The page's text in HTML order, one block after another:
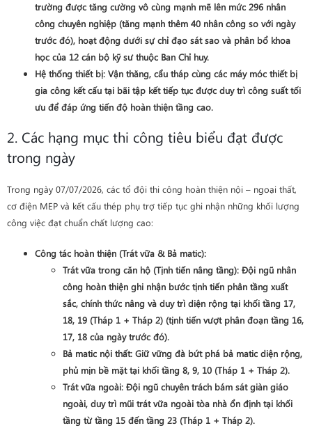
trường được tăng cường vô cùng mạnh mẽ lên mức 296 nhân
công chuyên nghiệp (tăng mạnh thêm 40 nhân công so với ngày
trước đó), hoạt động dưới sự chỉ đạo sát sao và phân bổ khoa
học của 12 cán bộ kỹ sư thuộc Ban Chỉ huy.
Hệ thống thiết bị: Vận thăng, cẩu tháp cùng các máy móc thiết bị
gia công kết cấu tại bãi tập kết tiếp tục được duy trì công suất tối
ưu để đáp ứng tiến độ hoàn thiện tầng cao.
2. Các hạng mục thi công tiêu biểu đạt được
trong ngày
Trong ngày 07/07/2026, các tổ đội thi công hoàn thiện nội – ngoại thất,
cơ điện MEP và kết cấu thép phụ trợ tiếp tục ghi nhận những khối lượng
công việc đạt chuẩn chất lượng cao:
Công tác hoàn thiện (Trát vữa & Bả matic):
Trát vữa trong căn hộ (Tịnh tiến nâng tầng): Đội ngũ nhân
công hoàn thiện ghi nhận bước tịnh tiến phân tầng xuất
sắc, chính thức nâng và duy trì diện rộng tại khối tầng 17,
18, 19 (Tháp 1 + Tháp 2) (tịnh tiến vượt phân đoạn tầng 16,
17, 18 của ngày trước đó).
Bả matic nội thất: Giữ vững đà bứt phá bả matic diện rộng,
phủ mịn bề mặt tại khối tầng 8, 9, 10 (Tháp 1 + Tháp 2).
Trát vữa ngoài: Đội ngũ chuyên trách bám sát giàn giáo
ngoài, duy trì mũi trát vữa ngoài tòa nhà ổn định tại khối
tầng từtầng 15 đến tầng 23 (Tháp 1 + Tháp 2).